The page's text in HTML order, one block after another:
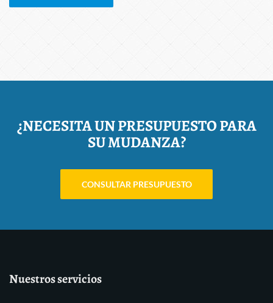
¿NECESITA UN PRESUPUESTO PARA
SU MUDANZA?
CONSULTAR PRESUPUESTO
Nuestros servicios